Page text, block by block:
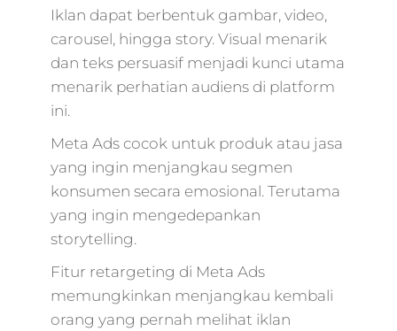
digital
marketing,umkm
digital
marketing,digital
marketing
analytics
digital,mito
marketing,digital
digital
Iklan dapat berbentuk gambar, video,
carousel, hingga story. Visual menarik
dan teks persuasif menjadi kunci utama
menarik perhatian audiens di platform
ini.
Meta Ads cocok untuk produk atau jasa
yang ingin menjangkau segmen
konsumen secara emosional. Terutama
yang ingin mengedepankan
storytelling.
Fitur retargeting di Meta Ads
memungkinkan menjangkau kembali
orang yang pernah melihat iklan